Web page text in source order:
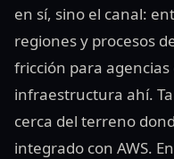
en sí, sino el canal:
regiones y procesos
fricción para
infraestructura ahí.
cerca del terreno
integrado con AWS.